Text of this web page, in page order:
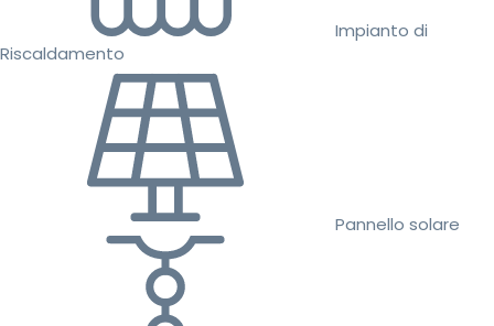
Impianto di
Riscaldamento
Pannello solare